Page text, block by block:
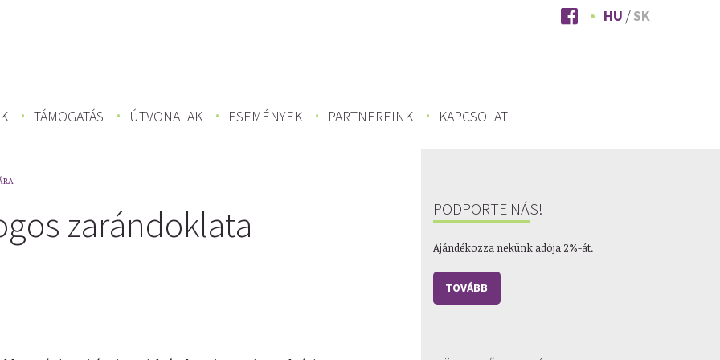
HU SK
TÁMOGATÁS ÚTVONALAK ESEMÉNYEK PARTNEREINK KAPCSOLAT
zarándoklata
PODPORTE NÁS!
Ajándékozza nekünk adója 2%-át.
TOVÁBB